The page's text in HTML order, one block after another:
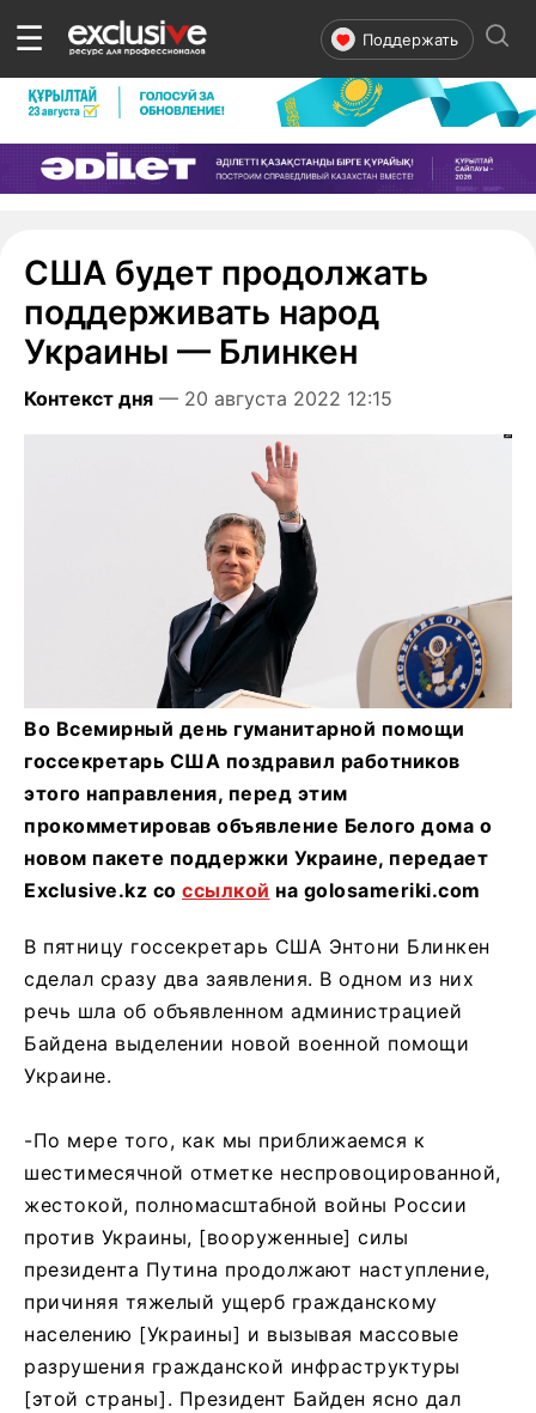
☰ Поддержать
США будет продолжать
поддерживать народ
Украины — Блинкен
Контекст дня — 20 августа 2022 12:15
Во Всемирный день гуманитарной помощи
госсекретарь США поздравил работников
этого направления, перед этим
прокомметировав объявление Белого дома о
новом пакете поддержки Украине, передает
Exclusive.kz со ссылкой на golosameriki.com
В пятницу госсекретарь США Энтони Блинкен
сделал сразу два заявления. В одном из них
речь шла об объявленном администрацией
Байдена выделении новой военной помощи
Украине.
-По мере того, как мы приближаемся к
шестимесячной отметке неспровоцированной,
жестокой, полномасштабной войны России
против Украины, [вооруженные] силы
президента Путина продолжают наступление,
причиняя тяжелый ущерб гражданскому
населению [Украины] и вызывая массовые
разрушения гражданской инфраструктуры
[этой страны]. Президент Байден ясно дал